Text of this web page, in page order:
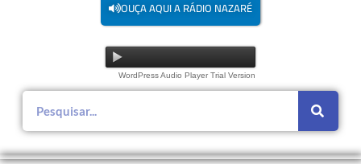
OUÇA AQUI A RÁDIO NAZARÉ
WordPress Audio Player Trial Version